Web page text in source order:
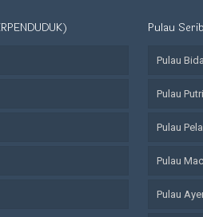
Pulau
Pulau
Pulau Putri
Pulau
Pulau
Pulau